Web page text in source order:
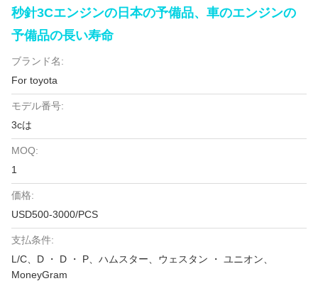
秒針3Cエンジンの日本の予備品、車のエンジンの
予備品の長い寿命
ブランド名:
For toyota
モデル番号:
3cは
MOQ:
1
価格:
USD500-3000/PCS
支払条件:
L/C、D ・ D ・ P、ハムスター、ウェスタン ・ ユニオン、
MoneyGram